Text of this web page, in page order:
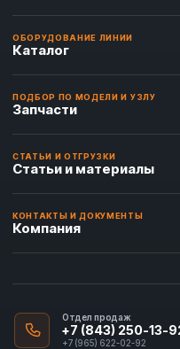
ОБОРУДОВАНИЕ ЛИНИИ
Каталог
ПОДБОР ПО МОДЕЛИ И УЗЛУ
Запчасти
СТАТЬИ И ОТГРУЗКИ
Статьи и материалы
КОНТАКТЫ И ДОКУМЕНТЫ
Компания
Отдел продаж
+7 (843) 250-13-
+7 (965) 622-02-92